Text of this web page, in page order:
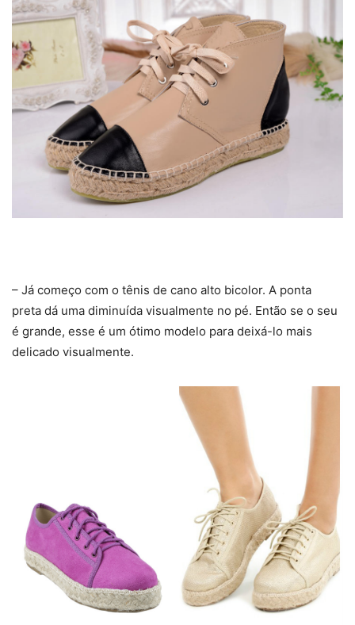
– Já começo com o tênis de cano alto bicolor. A ponta
preta dá uma diminuída visualmente no pé. Então se o seu
é grande, esse é um ótimo modelo para deixá-lo mais
delicado visualmente.